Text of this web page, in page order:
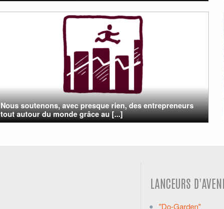
Nous soutenons, avec presque rien, des entrepreneurs
tout autour du monde grâce au [...]
LANCEURS
"Do-Garden"